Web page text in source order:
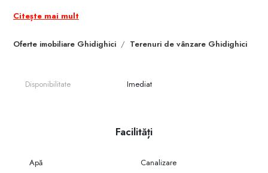
Oferte imobiliare Ghidighici Terenuri de vânzare Ghidighici
Suprafață: 9 ari
- Preț: 85,000 €
-Avantaje și beneficii
- Investiție inteligentă pe termen lung – valoarea terenurilor crește
-Prin RE/MAX Elite beneficiezi de profesionalism, siguranță și
transparență în fiecare etapă a procesului de cumpărare.
terenul pentru viitor.
Citește mai mult
Disponibilitate Imediat
Facilități
Apă
Canalizare